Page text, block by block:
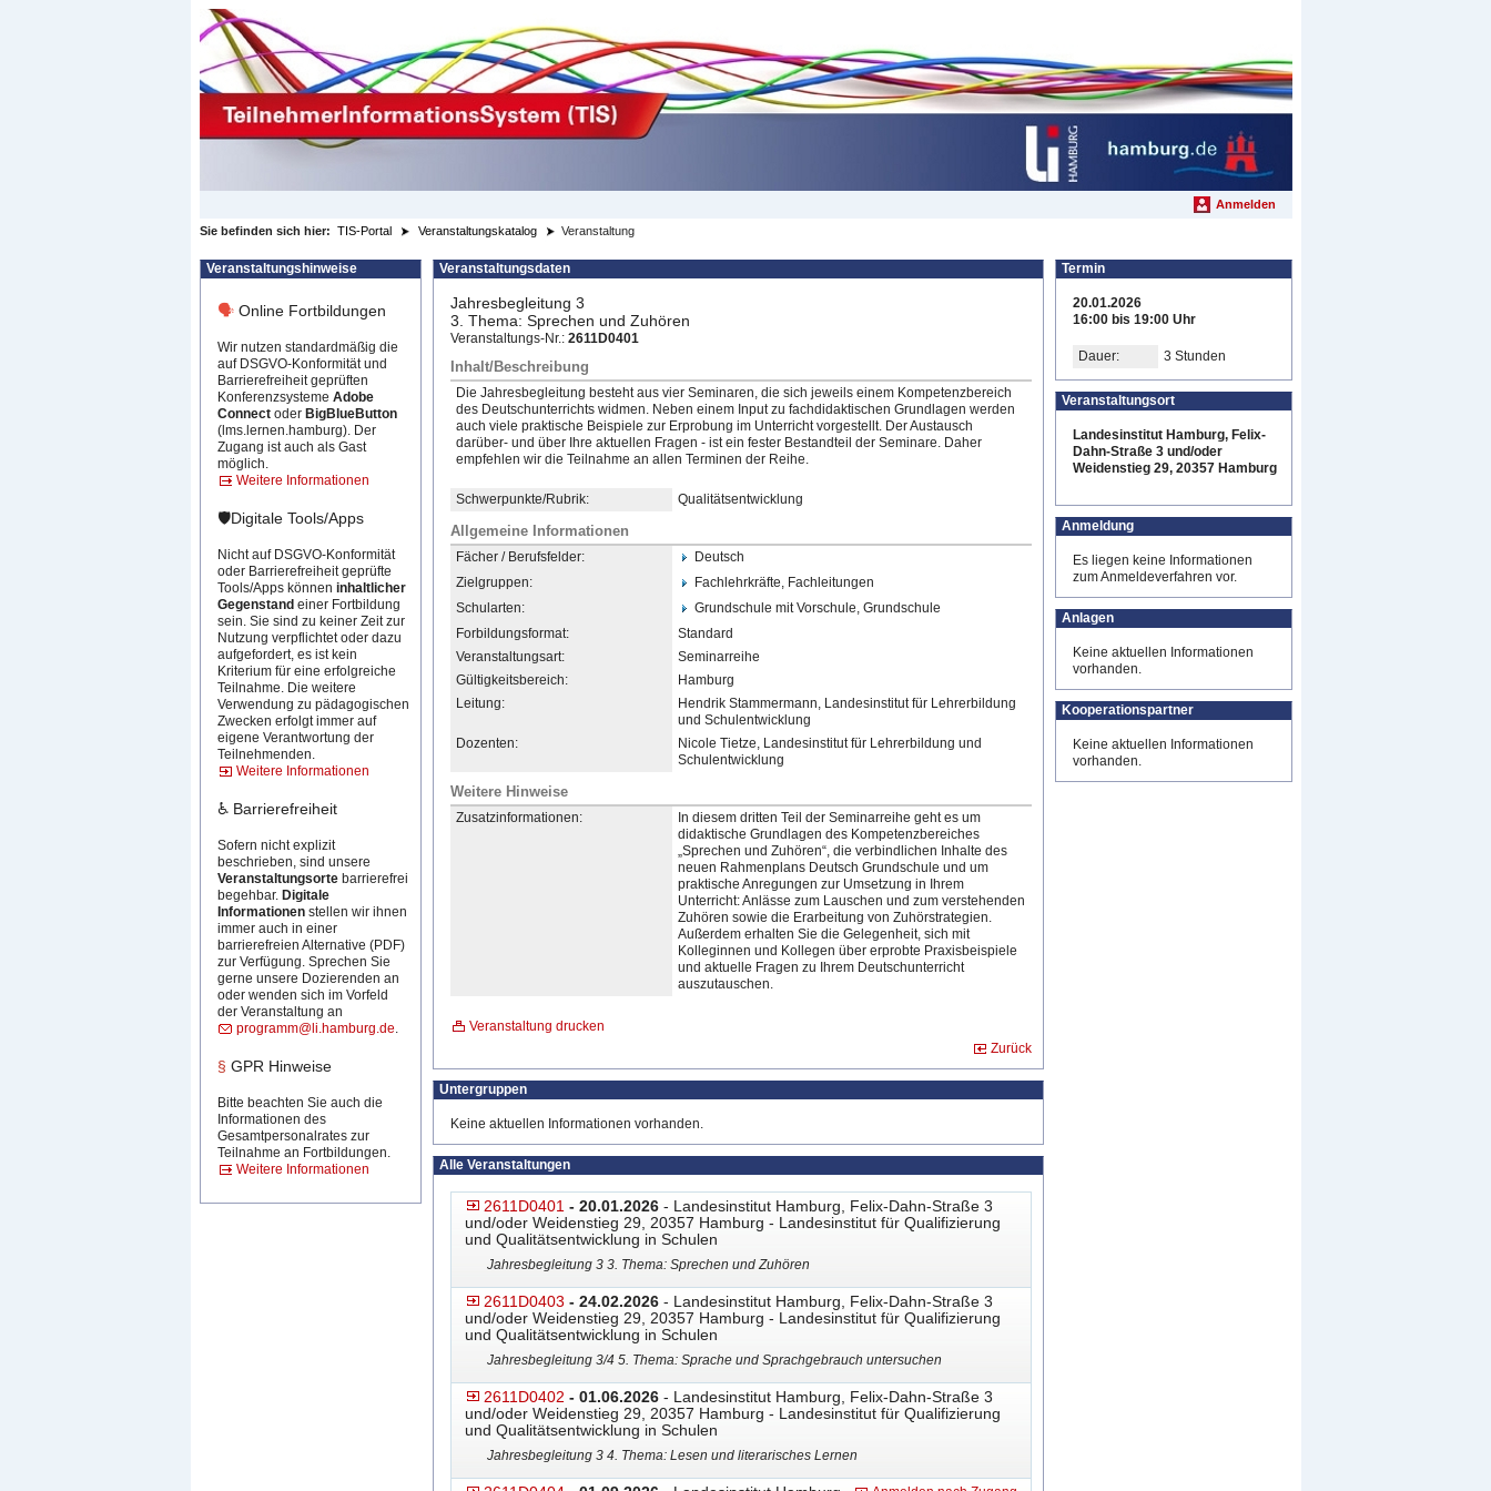
Anmelden
Sie befinden sich hier: TIS-Portal Veranstaltungskatalog Veranstaltung
Veranstaltungshinweise
🗣Online Fortbildungen
Wir nutzen standardmäßig die
auf DSGVO-Konformität und
Barrierefreiheit geprüften
Konferenzsysteme Adobe
Connect oderBigBlueButton
(lms.lernen.hamburg). Der
Zugang ist auch als Gast
möglich.
Weitere Informationen
🛡️Digitale Tools/Apps
Nicht auf DSGVO-Konformität
oder Barrierefreiheit geprüfte
Tools/Apps können inhaltlicher
Gegenstand einer Fortbildung
sein. Sie sind zu keiner Zeit zur
Nutzung verpflichtet oder dazu
aufgefordert, es ist kein
Kriterium für eine erfolgreiche
Teilnahme. Die weitere
Verwendung zu pädagogischen
Zwecken erfolgt immer auf
eigene Verantwortung der
Teilnehmenden.
Weitere Informationen
♿ Barrierefreiheit
Sofern nicht explizit
beschrieben, sind unsere
Veranstaltungsortebarrierefrei
begehbar. Digitale
Informationenstellen wir ihnen
immer auch in einer
barrierefreien Alternative (PDF)
zur Verfügung. Sprechen Sie
gerne unsere Dozierenden an
oder wenden sich im Vorfeld
der Veranstaltung an
programm@li.hamburg.de.
§ GPR Hinweise
Bitte beachten Sie auch die
Informationen des
Gesamtpersonalrates zur
Teilnahme an Fortbildungen.
Weitere Informationen
Veranstaltungsdaten
Jahresbegleitung 3
3. Thema: Sprechen und Zuhören
Veranstaltungs-Nr.: 2611D0401
Inhalt/Beschreibung
Die Jahresbegleitung besteht aus vier Seminaren, die sich jeweils einem Kompetenzbereich
des Deutschunterrichts widmen. Neben einem Input zu fachdidaktischen Grundlagen werden
auch viele praktische Beispiele zur Erprobung im Unterricht vorgestellt. Der Austausch
darüber- und über Ihre aktuellen Fragen - ist ein fester Bestandteil der Seminare. Daher
empfehlen wir die Teilnahme an allen Terminen der Reihe.
Schwerpunkte/Rubrik: Qualitätsentwicklung
Allgemeine Informationen
Fächer / Berufsfelder:
Deutsch
Zielgruppen:
Fachlehrkräfte, Fachleitungen
Schularten:
Grundschule mit Vorschule, Grundschule
Forbildungsformat:
Standard
Veranstaltungsart:
Seminarreihe
Gültigkeitsbereich:
Hamburg
Leitung:
Hendrik Stammermann, Landesinstitut für Lehrerbildung
und Schulentwicklung
Dozenten:
Nicole Tietze, Landesinstitut für Lehrerbildung und
Schulentwicklung
Weitere Hinweise
Zusatzinformationen:
In diesem dritten Teil der Seminarreihe geht es um
didaktische Grundlagen des Kompetenzbereiches
„Sprechen und Zuhören“, die verbindlichen Inhalte des
neuen Rahmenplans Deutsch Grundschule und um
praktische Anregungen zur Umsetzung in Ihrem
Unterricht: Anlässe zum Lauschen und zum verstehenden
Zuhören sowie die Erarbeitung von Zuhörstrategien.
Außerdem erhalten Sie die Gelegenheit, sich mit
Kolleginnen und Kollegen über erprobte Praxisbeispiele
und aktuelle Fragen zu Ihrem Deutschunterricht
auszutauschen.
Veranstaltung drucken
Zurück
Untergruppen
Keine aktuellen Informationen vorhanden.
Alle Veranstaltungen
2611D0401 - 20.01.2026- Landesinstitut Hamburg, Felix-Dahn-Straße 3
und/oder Weidenstieg 29, 20357 Hamburg - Landesinstitut für Qualifizierung
und Qualitätsentwicklung in Schulen
Jahresbegleitung 3 3. Thema: Sprechen und Zuhören
2611D0403 - 24.02.2026- Landesinstitut Hamburg, Felix-Dahn-Straße 3
und/oder Weidenstieg 29, 20357 Hamburg - Landesinstitut für Qualifizierung
und Qualitätsentwicklung in Schulen
Jahresbegleitung 3/4 5. Thema: Sprache und Sprachgebrauch untersuchen
2611D0402 - 01.06.2026- Landesinstitut Hamburg, Felix-Dahn-Straße 3
und/oder Weidenstieg 29, 20357 Hamburg - Landesinstitut für Qualifizierung
und Qualitätsentwicklung in Schulen
Jahresbegleitung 3 4. Thema: Lesen und literarisches Lernen
Termin
20.01.2026
16:00 bis 19:00 Uhr
Dauer: 3 Stunden
Veranstaltungsort
Landesinstitut Hamburg, Felix-
Dahn-Straße 3 und/oder
Weidenstieg 29, 20357 Hamburg
Anmeldung
Es liegen keine Informationen
zum Anmeldeverfahren vor.
Anlagen
Keine aktuellen Informationen
vorhanden.
Kooperationspartner
Keine aktuellen Informationen
vorhanden.